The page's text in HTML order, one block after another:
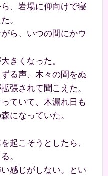
、岩場に仰向けで寝
。
ら、いつの間にかウ
きくなった。
る声、木々の間をぬ
張されて聞こえた。
ていて、木漏れ日も
になっていた。
起こそうとしたら、
。
感じがしない。とい